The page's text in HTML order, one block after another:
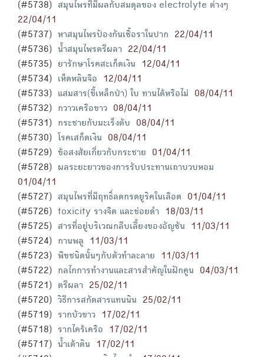
(#5738)
สมุนไพรที่มีผลกับสมดุลของ electrolyte ต่างๆ
22/04/11
(#5737)
หาสมุนไพรป้องกันเชื้อราในปาก
22/04/11
(#5736)
น้ำสมุนไพรตรีผลา
22/04/11
(#5735)
ยารักษาโรคสะเก็ดเงิน
12/04/11
(#5734)
เห็ดหลินจือ
12/04/11
(#5733)
แสมสาร(ขี้เหล็กป่า) ใบ ทานได้หรือไม่
08/04/11
(#5732)
กวาวเครือขาว
08/04/11
(#5731)
กระชายกับมะเร็งตับ
08/04/11
(#5730)
โรคเสก็ดเงิน
08/04/11
(#5729)
ข้อสงสัยเกี่ยวกับกระชาย
01/04/11
(#5728)
ผลระยะยาวของการรับประทานเถาบวบหอม
01/04/11
(#5727)
สมุนไพรที่มีฤทธิ์ลดกรดยูริคในเลือด
01/04/11
(#5726)
toxicity รางจืด และข่อยดำ
18/03/11
(#5725)
สารที่อยู่บริเวณกลีบเลี้ยงของอัญชัน
11/03/11
(#5724)
กานพลู
11/03/11
(#5723)
พืขชนิดนั้นๆกับตัวทำละลาย
11/03/11
(#5722)
กลไกการทำงานและสารสำคัญในฝักคูน
04/03/11
(#5721)
ตรีผลา
25/02/11
(#5720)
วิธีการสกัดสารแทนนิน
25/02/11
(#5719)
รากบัวขาว
17/02/11
(#5718)
รากไคร้เครือ
17/02/11
(#5717)
น้ำเต้าดิน
17/02/11